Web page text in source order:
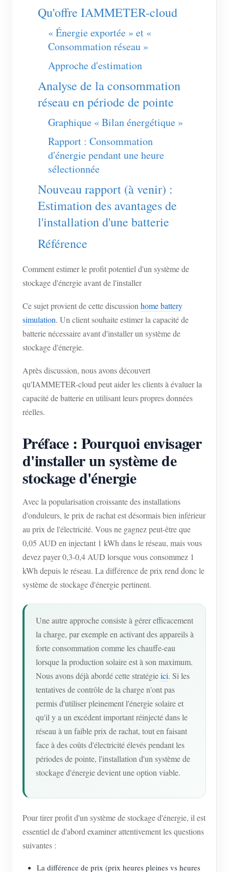
Qu'offre IAMMETER-cloud
« Énergie exportée » et «
Consommation réseau »
Approche d'estimation
Analyse de la consommation
réseau en période de pointe
Graphique « Bilan énergétique »
Rapport : Consommation
d'énergie pendant une heure
sélectionnée
Nouveau rapport (à venir) :
Estimation des avantages de
l'installation d'une batterie
Référence
Comment estimer le profit potentiel d'un système de
stockage d'énergie avant de l'installer
Ce sujet provient de cette discussionhome battery
simulation. Un client souhaite estimer la capacité de
batterie nécessaire avant d'installer un système de
stockage d'énergie.
Après discussion, nous avons découvert
qu'IAMMETER-cloud peut aider les clients à évaluer la
capacité de batterie en utilisant leurs propres données
réelles.
Préface : Pourquoi envisager
d'installer un système de
stockage d'énergie
Avec la popularisation croissante des installations
d'onduleurs, le prix de rachat est désormais bien inférieur
au prix de l'électricité. Vous ne gagnez peut-être que
0,05 AUD en injectant 1 kWh dans le réseau, mais vous
devez payer 0,3-0,4 AUD lorsque vous consommez 1
kWh depuis le réseau. La différence de prix rend donc le
système de stockage d'énergie pertinent.
Une autre approche consiste à gérer efficacement
la charge, par exemple en activant des appareils à
forte consommation comme les chauffe-eau
lorsque la production solaire est à son maximum.
Nous avons déjà abordé cette stratégieici. Si les
tentatives de contrôle de la charge n'ont pas
permis d'utiliser pleinement l'énergie solaire et
qu'il y a un excédent important réinjecté dans le
réseau à un faible prix de rachat, tout en faisant
face à des coûts d'électricité élevés pendant les
périodes de pointe, l'installation d'un système de
stockage d'énergie devient une option viable.
Pour tirer profit d'un système de stockage d'énergie, il est
essentiel de d'abord examiner attentivement les questions
suivantes :
La différence de prix (prix heures pleines vs heures